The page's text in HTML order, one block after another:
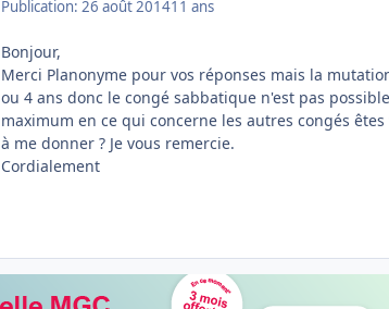
Publication: 26 août 201411 ans
Bonjour,
Merci Planonyme pour vos réponses mais la
ou 4 ans donc le congé sabbatique n'est pas
maximum en ce qui concerne les autres congés
à me donner ? Je vous remercie.
Cordialement